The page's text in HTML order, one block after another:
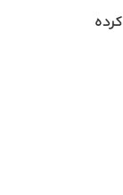
۱۳۹۱ مقرر کرده